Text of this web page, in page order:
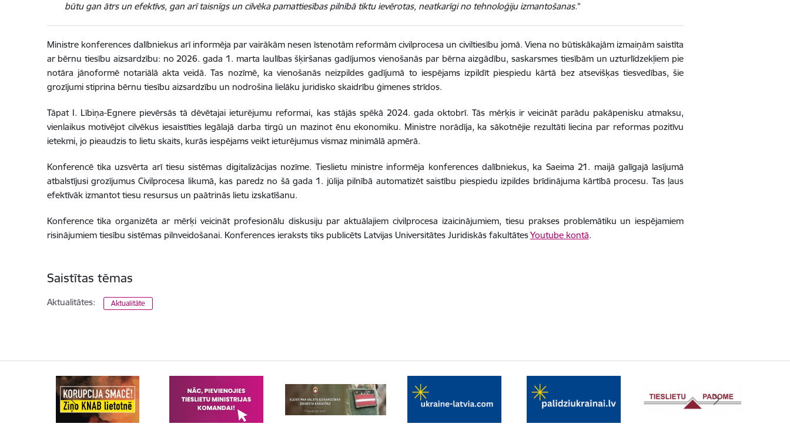
būtu gan ātrs un efektīvs, gan arī taisnīgs un cilvēka pamattiesības pilnībā tiktu ievērotas, neatkarīgi no tehnoloģiju izmantošanas.”
Ministre konferences dalībniekus arī informēja par vairākām nesen īstenotām reformām civilprocesa un civiltiesību jomā. Viena no būtiskākajām izmaiņām saistīta
ar bērnu tiesību aizsardzību: no 2026. gada 1. marta laulības šķiršanas gadījumos vienošanās par bērna aizgādību, saskarsmes tiesībām un uzturlīdzekļiem pie
notāra jānoformē notariālā akta veidā. Tas nozīmē, ka vienošanās neizpildes gadījumā to iespējams izpildīt piespiedu kārtā bez atsevišķas tiesvedības, šie
grozījumi stiprina bērnu tiesību aizsardzību un nodrošina lielāku juridisko skaidrību ģimenes strīdos.
Tāpat I. Lībiņa-Egnere pievērsās tā dēvētajai ieturējumu reformai, kas stājās spēkā 2024. gada oktobrī. Tās mērķis ir veicināt parādu pakāpenisku atmaksu,
vienlaikus motivējot cilvēkus iesaistīties legālajā darba tirgū un mazinot ēnu ekonomiku. Ministre norādīja, ka sākotnējie rezultāti liecina par reformas pozitīvu
ietekmi, jo pieaudzis to lietu skaits, kurās iespējams veikt ieturējumus vismaz minimālā apmērā.
Konferencē tika uzsvērta arī tiesu sistēmas digitalizācijas nozīme. Tieslietu ministre informēja konferences dalībniekus, ka Saeima 21. maijā galīgajā lasījumā
atbalstījusi grozījumus Civilprocesa likumā, kas paredz no šā gada 1. jūlija pilnībā automatizēt saistību piespiedu izpildes brīdinājuma kārtībā procesu. Tas ļaus
efektīvāk izmantot tiesu resursus un paātrinās lietu izskatīšanu.
Konference tika organizēta ar mērķi veicināt profesionālu diskusiju par aktuālajiem civilprocesa izaicinājumiem, tiesu prakses problemātiku un iespējamiem
risinājumiem tiesību sistēmas pilnveidošanai. Konferences ieraksts tiks publicēts Latvijas Universitātes Juridiskās fakultātesYoutube kontā.
Saistītas tēmas
Aktualitātes: Aktualitāte